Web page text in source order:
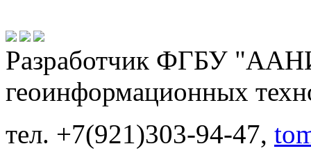
Разработчик ФГБУ
геоинформационных
тел. +7(921)303-94-47,